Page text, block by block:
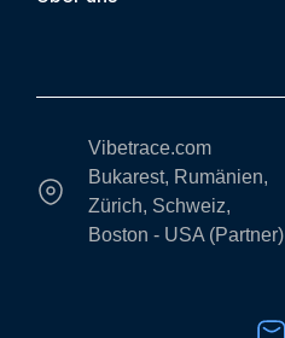
Vibetrace.com
Bukarest, Rumänien,
Zürich, Schweiz,
Boston - USA (Partner)